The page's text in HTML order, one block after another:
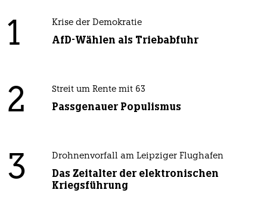
1 Krise der Demokratie
AfD-Wählen als Triebabfuhr
2 Streit um Rente mit 63
Passgenauer Populismus
3 Drohnenvorfall am Leipziger Flughafen
Das Zeitalter der elektronischen
Kriegsführung